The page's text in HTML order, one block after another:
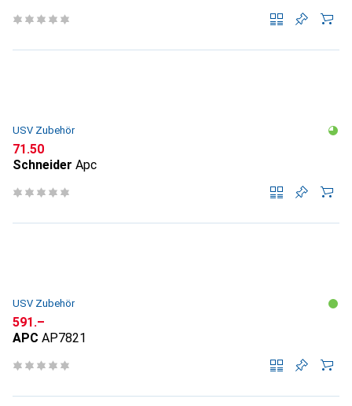
USV Zubehör
CHF
71.50
Schneider Apc
USV Zubehör
CHF
591.–
APC AP7821